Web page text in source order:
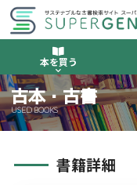
本を買う
古本・古書
USED BOOKS
書籍詳細